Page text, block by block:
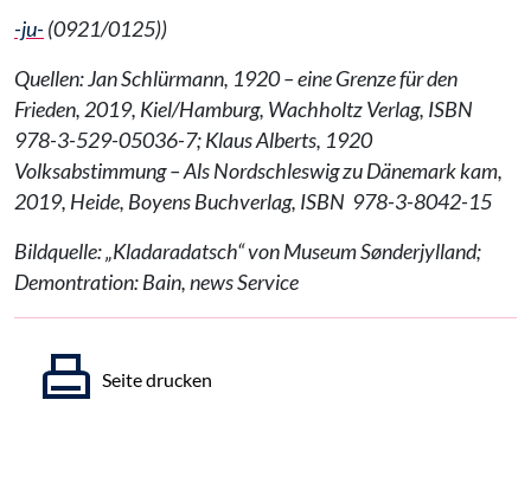
-ju- (0921/0125))
Quellen: Jan Schlürmann, 1920 – eine Grenze für den
Frieden, 2019, Kiel/Hamburg, Wachholtz Verlag, ISBN
978-3-529-05036-7; Klaus Alberts, 1920
Volksabstimmung – Als Nordschleswig zu Dänemark kam,
2019, Heide, Boyens Buchverlag, ISBN 978-3-8042-15
Bildquelle: „Kladaradatsch“ von Museum Sønderjylland;
Demontration: Bain, news Service
Seite drucken